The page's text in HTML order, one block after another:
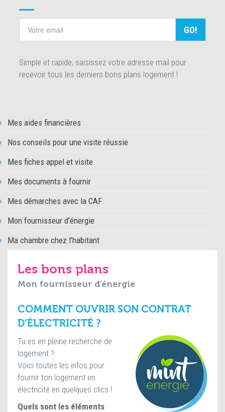
GO!
Simple et rapide, saisissez votre adresse mail pour
recevoir tous les derniers bons plans logement !
Mes aides financières
Nos conseils pour une visite réussie
Mes fiches appel et visite
Mes documents à fournir
Mes démarches avec la CAF
Mon fournisseur d’énergie
Ma chambre chez l’habitant
Les bons plans
Mon fournisseur d’énergie
COMMENT OUVRIR SON CONTRAT
D’ÉLECTRICITÉ ?
Tu es en pleine recherche de
logement ?
Voici toutes les infos pour
fournir ton logement en
électricité en quelques clics !
Quels sont les éléments